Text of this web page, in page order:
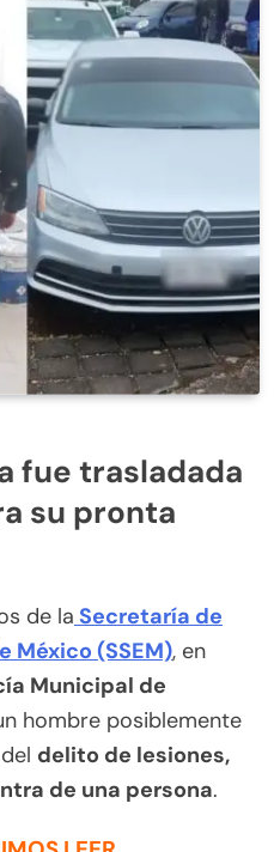
fue trasladada
su pronta
de la Secretaría de
México (SSEM), en
Municipal de
hombre posiblemente
delito de lesiones,
de una persona.